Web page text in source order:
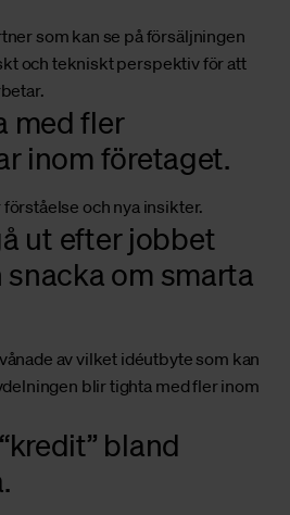
som kan se på försäljningen
och tekniskt perspektiv för att
med fler
inom företaget.
och nya insikter.
ut efter jobbet
om smarta
av vilket idéutbyte som kan
blir tighta med fler inom
bland